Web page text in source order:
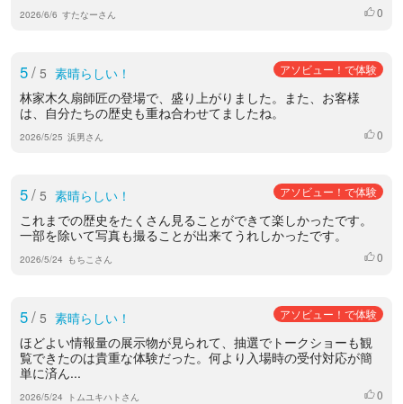
2026/6/6 すたなーさん いいね
0
5/ 5 素晴らしい！ アソビュー！で体験
林家木久扇師匠の登場で、盛り上がりました。また、お客様
は、自分たちの歴史も重ね合わせてましたね。
2026/5/25 浜男さん いいね
0
5/ 5 素晴らしい！ アソビュー！で体験
これまでの歴史をたくさん見ることができて楽しかったです。
一部を除いて写真も撮ることが出来てうれしかったです。
2026/5/24 もちこさん いいね
0
5/ 5 素晴らしい！ アソビュー！で体験
ほどよい情報量の展示物が見られて、抽選でトークショーも観
覧できたのは貴重な体験だった。何より入場時の受付対応が簡
単に済ん...
2026/5/24 トムユキハトさん いいね
0